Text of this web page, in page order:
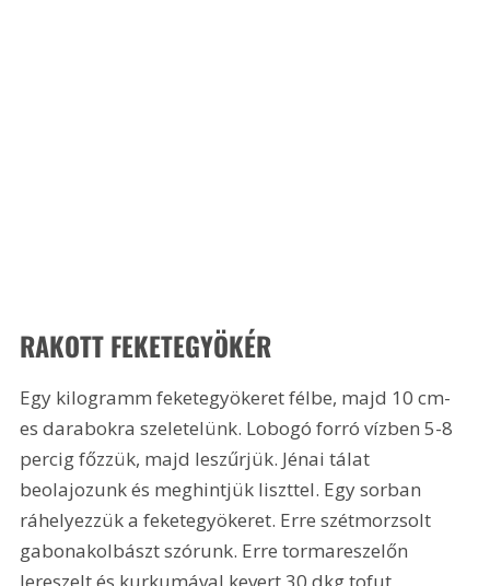
RAKOTT FEKETEGYÖKÉR
Egy kilogramm feketegyökeret félbe, majd 10 cm-
es darabokra szeletelünk. Lobogó forró vízben 5-8
percig főzzük, majd leszűrjük. Jénai tálat
beolajozunk és meghintjük liszttel. Egy sorban
ráhelyezzük a feketegyökeret. Erre szétmorzsolt
gabonakolbászt szórunk. Erre tormareszelőn